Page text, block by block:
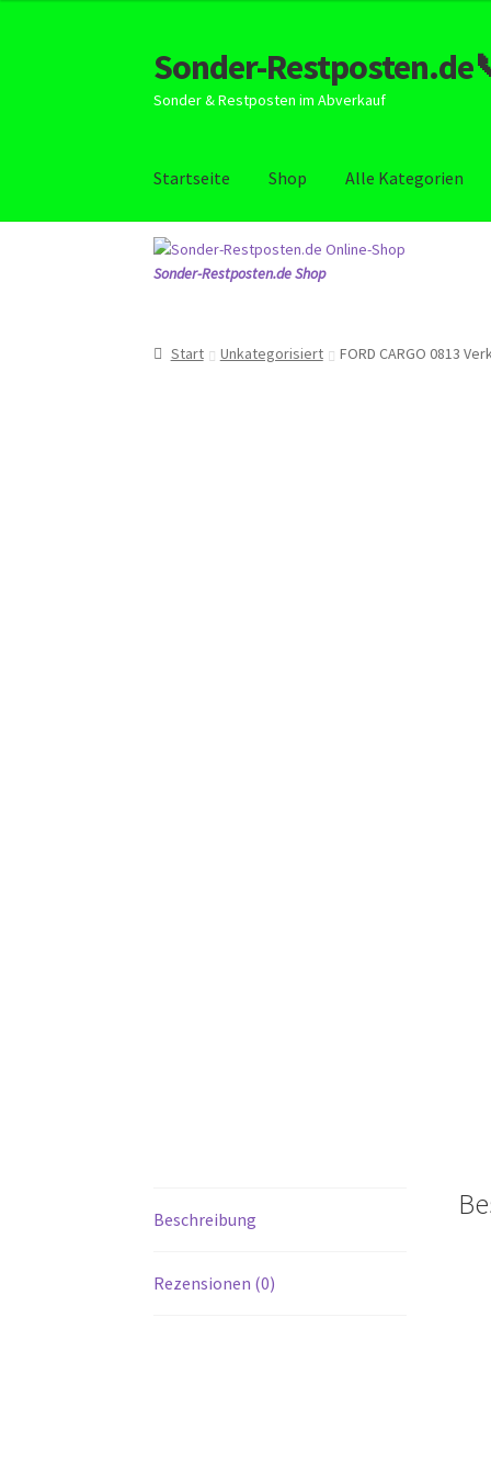
Zur
Navigation
springen
Zum
Inhalt
springen
Sonder-
Sonder & Restposten im Abverkauf
Startseite Shop Alle Kategorien
StartAGBAlle KategorienImpressum
Sonder-Restposten.de Shop
Start Unkategorisiert FORD CARGO 0813
Beschreibung
Rezensionen (0)